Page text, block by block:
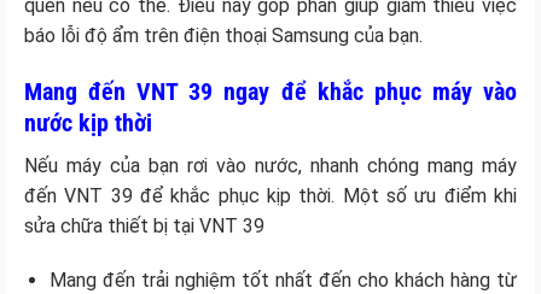
quen nếu có thể. Điều này góp phần giúp giảm thiểu việc
báo lỗi độ ẩm trên điện thoại Samsung của bạn.
Mang đến VNT 39 ngay để khắc phục máy vào
nước kịp thời
Nếu máy của bạn rơi vào nước, nhanh chóng mang máy
đến VNT 39 để khắc phục kịp thời. Một số ưu điểm khi
sửa chữa thiết bị tại VNT 39
Mang đến trải nghiệm tốt nhất đến cho khách hàng từ